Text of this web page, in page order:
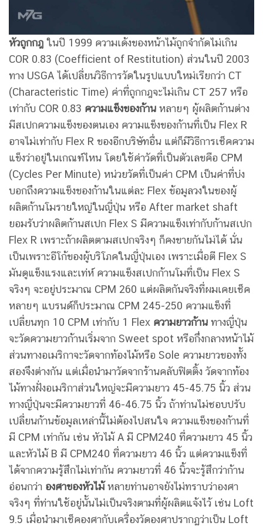
หัวถูกกฎ ในปี 1999 ความเด้งของหน้าไม้ถูกจำกัดไม่เกิน
COR 0.83 (Coefficient of Restitution) ส่วนในปี 2003
ทาง USGA ได้เปลี่ยนวิธีการวัดในรูปแบบใหม่เรียกว่า CT
(Characteristic Time) ค่าที่ถูกกฎจะไม่เกิน CT 257 หรือ
เท่ากับ COR 0.83 ความแข็งของก้าน หลายๆ ผู้ผลิตก้านต่าง
มีสเปกความแข็งของตนเอง ความแข็งของก้านที่เป็น Flex R
อาจไม่เท่ากับ Flex R ของอีกบริษัทอื่น แต่ก็มีวิธีการเช็คความ
แข็งว่าอยู่ในเกณฑ์ไหน โดยใช้ค่าวัดที่เป็นตัวเลขคือ CPM
(Cycles Per Minute) หน่วยวัดที่เป็นค่า CPM เป็นค่าที่บ่ง
บอกถึงความแข็งของก้านในแต่ละ Flex ข้อมูลวงในของผู้
ผลิตก้านโมรายใหญ่ในญี่ปุ่น หรือ After market shaft
ยอมรับว่าผลิตก้านสเปก Flex S มีความแข็งเท่ากับก้านสเปก
Flex R เพราะถ้าผลิตตามสเปกจริงๆ ก็คงขายกันไม่ได้ นั่น
เป็นเพราะอีโก้ของผู้บริโภคในญี่ปุ่นเอง เพราะเมื่อตี Flex S
มันดูแข็งแรงและเท่ห์ ความแข็งสเปกก้านโมที่เป็น Flex S
จริงๆ จะอยู่ประมาณ CPM 260 แต่ผลิตกันจริงที่ผมเคยเช็ค
หลายๆ แบรนด์ก็ประมาณ CPM 245-250 ความแข็งที่
เปลี่ยนทุก 10 CPM เท่ากับ 1 Flex ความยาวก้าน ทางญี่ปุ่น
จะวัดความยาวก้านเริ่มจาก Sweet spot หรือกึ่งกลางหน้าไม้
ส่วนทางอเมริกาจะวัดจากท้องไม้หรือ Sole ความยาวของทั้ง
สองจึงต่างกัน แต่เมื่อนำมาวัดจากร้านคลับฟิตติ้ง วัดจากท้อง
ไม้ทางฝั่งอเมริกาส่วนใหญ่จะมีความยาว 45-45.75 นิ้ว ส่วน
ทางญี่ปุ่นจะมีความยาวที่ 46-46.75 นิ้ว ถ้าท่านไม่ชอบปรับ
เปลี่ยนก้านข้อมูลเหล่านี้ไม่ต้องไปสนใจ ความแข็งของก้านที่
มี CPM เท่ากัน เช่น หัวไม้ A มี CPM240 ที่ความยาว 45 นิ้ว
และหัวไม้ B มี CPM240 ที่ความยาว 46 นิ้ว แต่ความแข็งที่
ได้จากความรู้สึกไม่เท่ากัน ความยาวที่ 46 นิ้วจะรู้สึกว่าก้าน
อ่อนกว่า องศาของหัวไม้หลายท่านอาจยังไม่ทราบว่าองศา
จริงๆ ที่ท่านใช้อยู่นั้นไม่เป็นจริงตามที่ผู้ผลิตแจ้งไว้ เช่น Loft
9.5 เมื่อนำมาเช็คองศากับเครื่องวัดองศาปรากฏว่าเป็น Loft